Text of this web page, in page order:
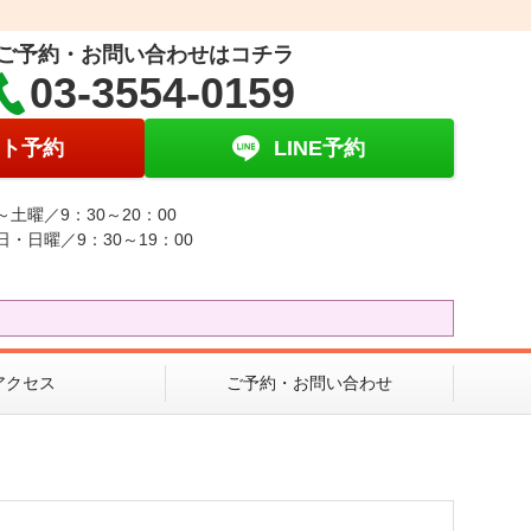
予約・お問い合わせはコチラ
03-3554-0159
予約 LINE予約
土曜／9：30～20：00
・日曜／9：30～19：00
クセス ご予約・お問い合わせ